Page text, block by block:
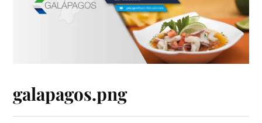
galapagos.png